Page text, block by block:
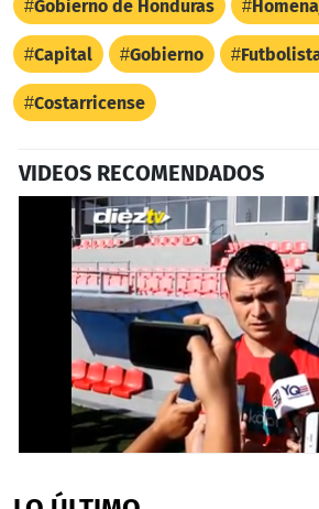
Gobierno de Honduras
Capital Gobierno
Costarricense
VIDEOS RECOMENDADOS
of